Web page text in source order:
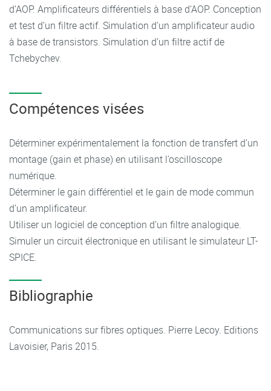
d’AOP. Amplificateurs différentiels à base d’AOP. Conception
et test d’un filtre actif. Simulation d’un amplificateur audio
à base de transistors. Simulation d’un filtre actif de
Tchebychev.
Compétences visées
Déterminer expérimentalement la fonction de transfert d’un
montage (gain et phase) en utilisant l’oscilloscope
numérique.
Déterminer le gain différentiel et le gain de mode commun
d’un amplificateur.
Utiliser un logiciel de conception d’un filtre analogique.
Simuler un circuit électronique en utilisant le simulateur LT-
SPICE.
Bibliographie
Communications sur fibres optiques. Pierre Lecoy. Editions
Lavoisier, Paris 2015.